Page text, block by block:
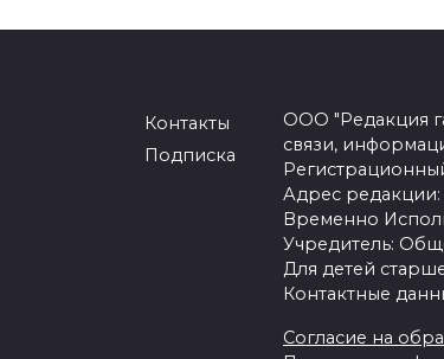
Контакты
Подписка
ООО "Редакция
связи,
Адрес редакции:
Временно
Учредитель:
Для детей
Контактные
Согласие на